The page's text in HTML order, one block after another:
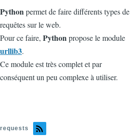
Pythonpermet de faire différents types de
requêtes sur le web.
Pour ce faire, Pythonpropose le module
urllib3.
Ce module est très complet et par
conséquent un peu complexe à utiliser.
requests